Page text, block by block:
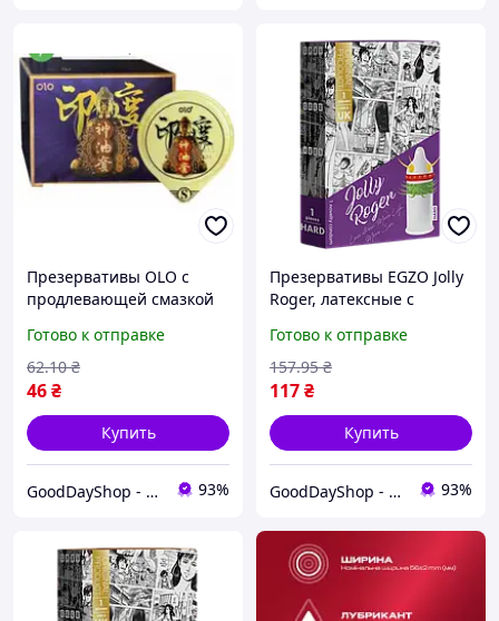
Презервативы OLO с
продлевающей смазкой
ароматом ванили, для
длительного
удовольствия
Готово к отправке
46₴
62.10 ₴
Купить
GoodDayShop - Онлайн магазин различных товаров 93%
Презервативы EGZO Jolly
Roger, латексные с
максимального
удовольствия и
безопасности
Готово к отправке
117₴
157.95 ₴
Купить
GoodDayShop - Онлайн магазин различных товаров 93%